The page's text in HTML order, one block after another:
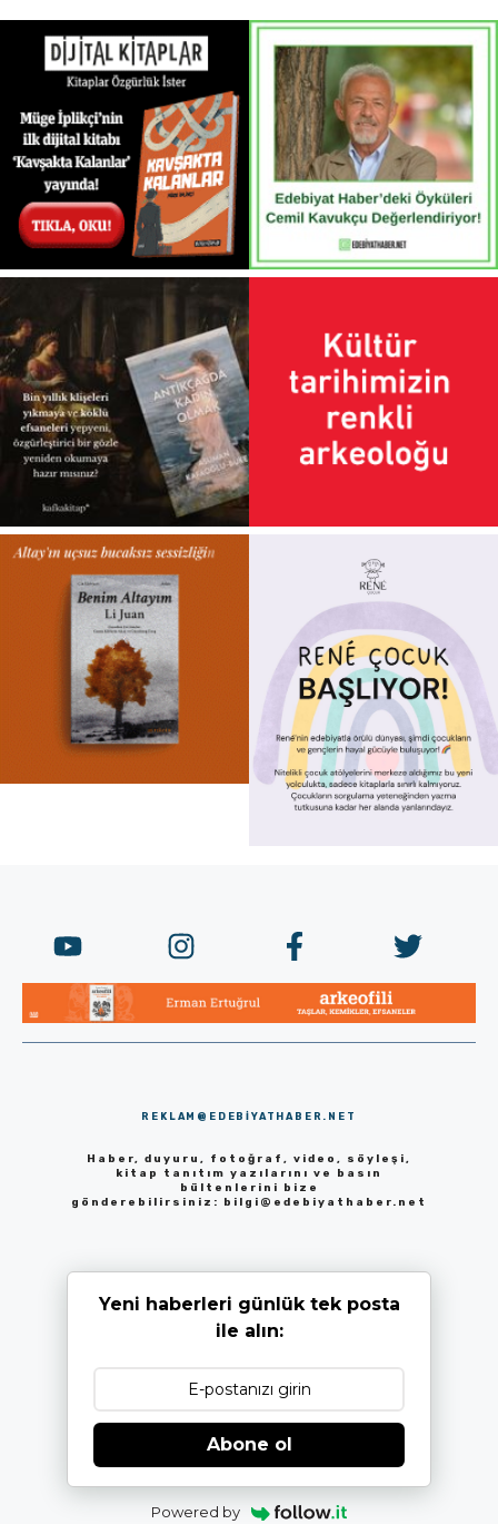
REKLAM@EDEBIYATHABER.NET
Haber, duyuru, fotoğraf, video, söyleşi,
kitap tanıtım yazılarını ve basın
bültenlerini bize
gönderebilirsiniz:
bilgi@edebiyathaber.net
Yeni haberleri günlük tek posta
ile alın:
Abone ol
Powered by